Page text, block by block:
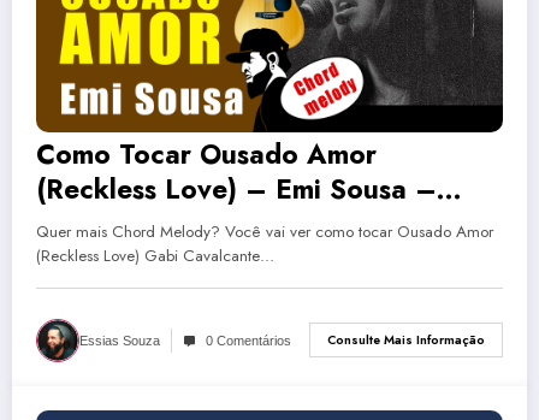
Como Tocar Ousado Amor
(Reckless Love) – Emi Sousa –
FHOP (Tutorial de Violão)
Quer mais Chord Melody? Você vai ver como tocar Ousado Amor
(Reckless Love) Gabi Cavalcante…
Essias Souza 0 Comentários Consulte Mais Informação